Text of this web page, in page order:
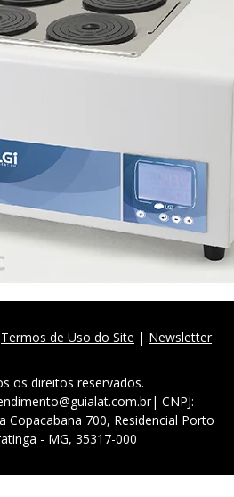
Termos de Uso do Site | Newsletter
os direitos reservados.
CNPJ:
Copacabana 700, Residencial Porto
- MG, 35317-000